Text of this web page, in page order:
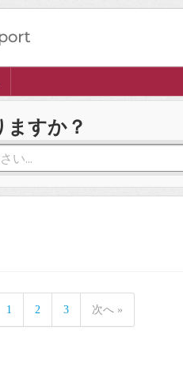
すか？
1 2 3 次へ »